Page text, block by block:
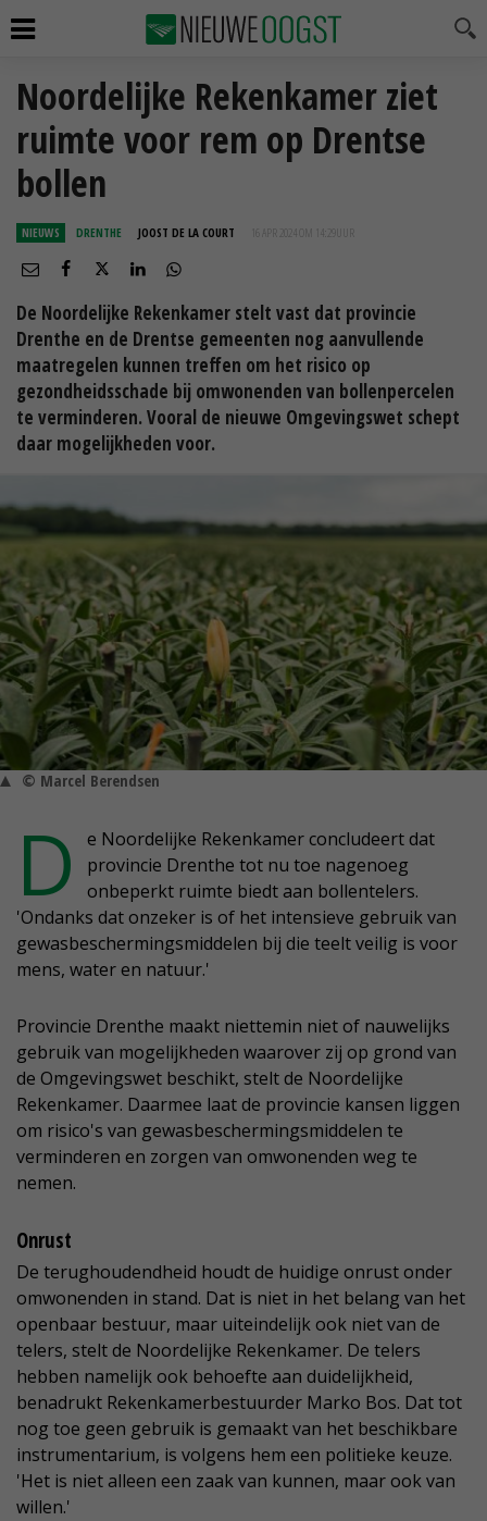
Noordelijke Rekenkamer ziet
ruimte voor rem op Drentse
bollen
NIEUWS DRENTHE JOOST DE LA COURT 16 APR 2024 OM 14:29
De Noordelijke Rekenkamer stelt vast dat provincie
Drenthe en de Drentse gemeenten nog aanvullende
maatregelen kunnen treffen om het risico op
gezondheidsschade bij omwonenden van bollenpercelen
te verminderen. Vooral de nieuwe Omgevingswet schept
daar mogelijkheden voor.
© Marcel Berendsen
D
e Noordelijke Rekenkamer concludeert dat
provincie Drenthe tot nu toe nagenoeg
onbeperkt ruimte biedt aan bollentelers.
'Ondanks dat onzeker is of het intensieve gebruik van
gewasbeschermingsmiddelen bij die teelt veilig is voor
mens, water en natuur.'
Provincie Drenthe maakt niettemin niet of nauwelijks
gebruik van mogelijkheden waarover zij op grond van
de Omgevingswet beschikt, stelt de Noordelijke
Rekenkamer. Daarmee laat de provincie kansen liggen
om risico's van gewasbeschermingsmiddelen te
verminderen en zorgen van omwonenden weg te
nemen.
Onrust
De terughoudendheid houdt de huidige onrust onder
omwonenden in stand. Dat is niet in het belang van het
openbaar bestuur, maar uiteindelijk ook niet van de
telers, stelt de Noordelijke Rekenkamer. De telers
hebben namelijk ook behoefte aan duidelijkheid,
benadrukt Rekenkamerbestuurder Marko Bos. Dat tot
nog toe geen gebruik is gemaakt van het beschikbare
instrumentarium, is volgens hem een politieke keuze.
'Het is niet alleen een zaak van kunnen, maar ook van
willen.'